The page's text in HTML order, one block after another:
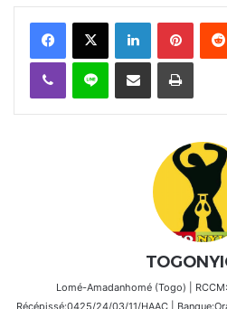
FacebookX Linkedin
Viber Ligne Partager par email
Lomé-Amadanhomé (Togo) |
Récépissé:0425/24/03/11/HAAC |